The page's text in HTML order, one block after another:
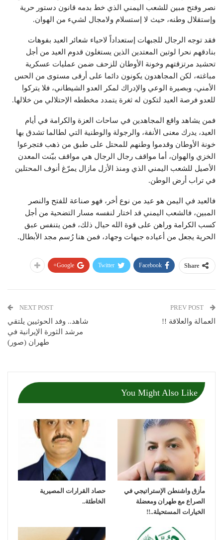
نصر وفتح مبين للشعب اليمني الذي خط بدمه قانون دستور حرية
وإستقلال وطنه، حيث لا إستسلام ولامجال لشيء من الهوان.
فقد توجه الرجال للجبهات إستعداداً لاحياء شعائر العيد بفوهات
بنادقهم نحرا لوتين المعتدين الذين يستغلون قدوم العيد من أجل
تحشيد مرتزقتهم وخونة الأوطان للزحف ضمن عمليات عسكرية
مباغته، لكن المجاهدون يكونون دائما على أرقى مستوى من الحس
الأمني، وبصيرة الوعي والإدراك لمكر العدو الشيطاني، فلا يتركوا
للعدو فرصة العيد لتكون له ثغرة يتمدد مخططه الإحتلالي من خلالها.
فمن يشاهد واقع المجاهدين في ساحات العزة والكرامة في أيام
العيد، يدرك معنى الأنفة، والرجولة والوطنية التي لطالما تشدق بها
خونة الأوطان وقدموا وطنهم للمحتل على طبق من ذهب فتجرعوا
الخزي والهوان، أما مواقف رجال الرجال هي مواقف بيّنت المعدن
الأصيل للشعب اليمني الذي ومنذ الأزل مازال يمرّغ أنوف المحتلين
في تراب أرض الوطن.
فالعيد في اليمن هو عيد من نوع أخر، فهو صناعة للفتح والنصر
المبين، فالشعب اليمني قد اختار لنفسه مسار التضحية من أجل
كسب الكرامة وراهن على قوة الله حيال ذلك، فمن يتنفس عبق
الحرية يجعل من أعياده جبهات وجهاد، فمن هنا رُسم مجد الأبطال.
Share
Facebook
Twitter
Google+
العمالة والعلاقة !!
NEXT POST
شاهد.. وفد الحوثيين يلتقي
مرشد الثورة الإيرانية في
طهران (صور)
You Might Also Like
مأزق واشنطن الإستراتيجي في
الصراع مع طهران ومعضلة
الخيارات المستحيلة..!!
حصاد القرارات المصيرية
الخاطئة..